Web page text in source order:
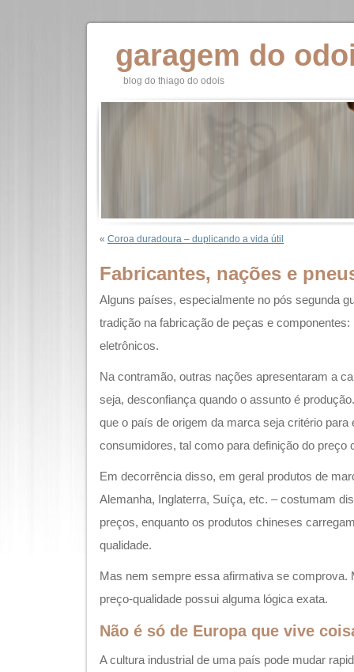
garagem do
blog do thiago do odois
« Coroa duradoura – duplicando a vida útil
Fabricantes, nações e
Alguns países, especialmente no pós segunda
tradição na fabricação de peças e
eletrônicos.
Na contramão, outras nações apresentaram a
seja, desconfiança quando o assunto é
que o país de origem da marca seja critério para
consumidores, tal como para definição do preço
Em decorrência disso, em geral produtos de
Alemanha, Inglaterra, Suíça, etc. – costumam
preços, enquanto os produtos chineses
qualidade.
Mas nem sempre essa afirmativa se comprova.
preço-qualidade possui alguma lógica exata.
Não é só de Europa que vive
A cultura industrial de uma país pode mudar